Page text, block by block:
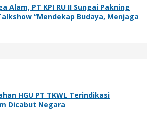
Alam, PT KPI RU II Sungai Pakning
“Mendekap Budaya, Menjaga
HGU PT TKWL Terindikasi
Dicabut Negara